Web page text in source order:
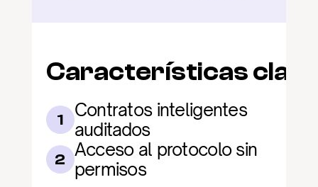
Características
1
Contratos inteligentes
auditados
2 Acceso al protocolo sin
permisos